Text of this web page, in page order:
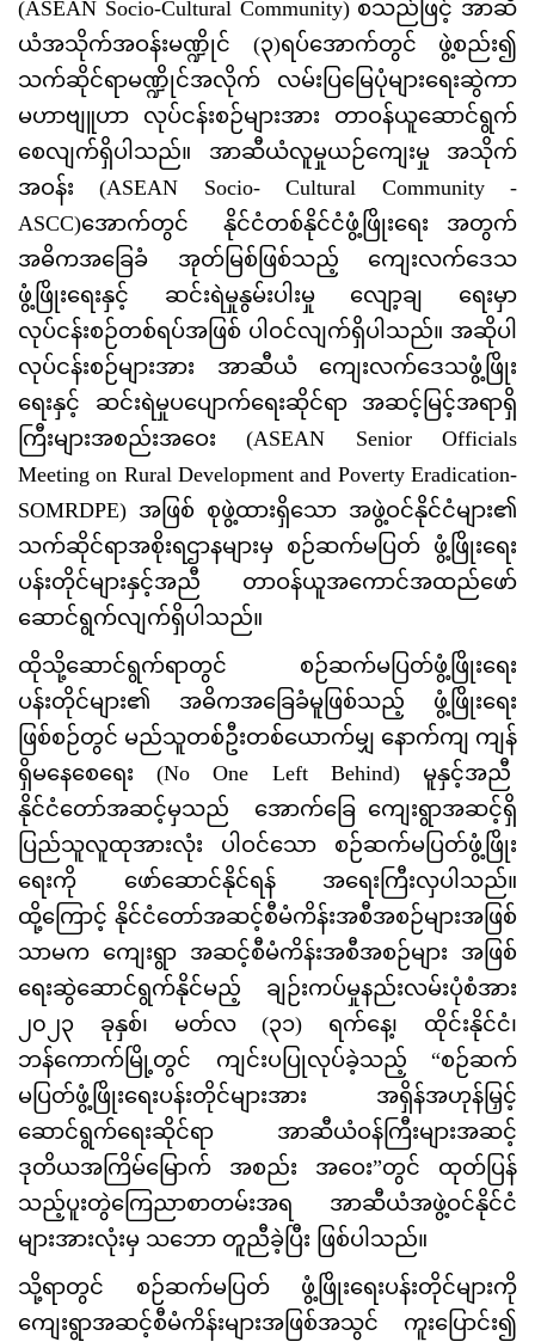
(ASEAN Socio-Cultural Community) စသည်ဖြင့် အာဆီ
ယံအသိုက်အဝန်းမဏ္ဍိုင် (၃)ရပ်အောက်တွင် ဖွဲ့စည်း၍
သက်ဆိုင်ရာမဏ္ဍိုင်အလိုက် လမ်းပြမြေပုံများရေးဆွဲကာ
မဟာဗျူဟာ လုပ်ငန်းစဉ်များအား တာဝန်ယူဆောင်ရွက်
စေလျက်ရှိပါသည်။ အာဆီယံလူမှုယဉ်ကျေးမှု အသိုက်
အဝန်း (ASEAN Socio- Cultural Community -
ASCC)အောက်တွင် နိုင်ငံတစ်နိုင်ငံဖွံ့ဖြိုးရေး အတွက်
အဓိကအခြေခံ အုတ်မြစ်ဖြစ်သည့် ကျေးလက်ဒေသ
ဖွံ့ဖြိုးရေးနှင့် ဆင်းရဲမှုနွမ်းပါးမှု လျော့ချ ရေးမှာ
လုပ်ငန်းစဉ်တစ်ရပ်အဖြစ် ပါဝင်လျက်ရှိပါသည်။ အဆိုပါ
လုပ်ငန်းစဉ်များအား အာဆီယံ ကျေးလက်ဒေသဖွံ့ဖြိုး
ရေးနှင့် ဆင်းရဲမှုပပျောက်ရေးဆိုင်ရာ အဆင့်မြင့်အရာရှိ
ကြီးများအစည်းအဝေး (ASEAN Senior Officials
Meeting on Rural Development and Poverty Eradication-
SOMRDPE) အဖြစ် စုဖွဲ့ထားရှိသော အဖွဲ့ဝင်နိုင်ငံများ၏
သက်ဆိုင်ရာအစိုးရဌာနများမှ စဉ်ဆက်မပြတ် ဖွံ့ဖြိုးရေး
ပန်းတိုင်များနှင့်အညီ တာဝန်ယူအကောင်အထည်ဖော်
ဆောင်ရွက်လျက်ရှိပါသည်။
ထိုသို့ဆောင်ရွက်ရာတွင် စဉ်ဆက်မပြတ်ဖွံ့ဖြိုးရေး
ပန်းတိုင်များ၏ အဓိကအခြေခံမူဖြစ်သည့် ဖွံ့ဖြိုးရေး
ဖြစ်စဉ်တွင် မည်သူတစ်ဦးတစ်ယောက်မျှ နောက်ကျ ကျန်
ရှိမနေစေရေး (No One Left Behind) မူနှင့်အညီ
နိုင်ငံတော်အဆင့်မှသည် အောက်ခြေ ကျေးရွာအဆင့်ရှိ
ပြည်သူလူထုအားလုံး ပါဝင်သော စဉ်ဆက်မပြတ်ဖွံ့ဖြိုး
ရေးကို ဖော်ဆောင်နိုင်ရန် အရေးကြီးလှပါသည်။
ထို့ကြောင့် နိုင်ငံတော်အဆင့်စီမံကိန်းအစီအစဉ်များအဖြစ်
သာမက ကျေးရွာ အဆင့်စီမံကိန်းအစီအစဉ်များ အဖြစ်
ရေးဆွဲဆောင်ရွက်နိုင်မည့် ချဉ်းကပ်မှုနည်းလမ်းပုံစံအား
၂၀၂၃ ခုနှစ်၊ မတ်လ (၃၁) ရက်နေ့၊ ထိုင်းနိုင်ငံ၊
ဘန်ကောက်မြို့တွင် ကျင်းပပြုလုပ်ခဲ့သည့် “စဉ်ဆက်
မပြတ်ဖွံ့ဖြိုးရေးပန်းတိုင်များအား အရှိန်အဟုန်မြှင့်
ဆောင်ရွက်ရေးဆိုင်ရာ အာဆီယံဝန်ကြီးများအဆင့်
ဒုတိယအကြိမ်မြောက် အစည်း အဝေး”တွင် ထုတ်ပြန်
သည့်ပူးတွဲကြေညာစာတမ်းအရ အာဆီယံအဖွဲ့ဝင်နိုင်ငံ
များအားလုံးမှ သဘော တူညီခဲ့ပြီး ဖြစ်ပါသည်။
သို့ရာတွင် စဉ်ဆက်မပြတ် ဖွံ့ဖြိုးရေးပန်းတိုင်များကို
ကျေးရွာအဆင့်စီမံကိန်းများအဖြစ်အသွင် ကူးပြောင်း၍